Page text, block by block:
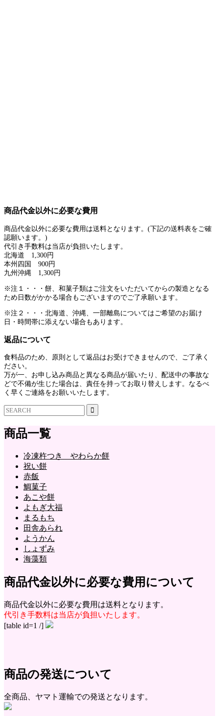
商品代金以外に必要な費用
商品代金以外に必要な費用は送料となります。(下記の送料表をご確
認願います。)
代引き手数料は当店が負担いたします。
北海道 1,300円
本州四国 900円
九州沖縄 1,300円
※注１・・・餅、和菓子類はご注文をいただいてからの製造となる
ため日数がかかる場合もございますのでご了承願います。
※注２・・・北海道、沖縄、一部離島についてはご希望のお届け
日・時間帯に添えない場合もあります。
返品について
食料品のため、原則として返品はお受けできませんので、ご了承く
ださい。
万が一、お申し込み商品と異なる商品が届いたり、配送中の事故な
どで不備が生じた場合は、責任を持ってお取り替えします。なるべ
く早くご連絡をお願いいたします。
商品一覧
冷凍杵つき やわらか餅
祝い餅
赤飯
鯛菓子
あこや餅
よもぎ大福
まるもち
田舎あられ
ようかん
しょずみ
海藻類
商品代金以外に必要な費用について
商品代金以外に必要な費用は送料となります。
代引き手数料は当店が負担いたします。
[table id=1 /]
商品の発送について
全商品、ヤマト運輸での発送となります。